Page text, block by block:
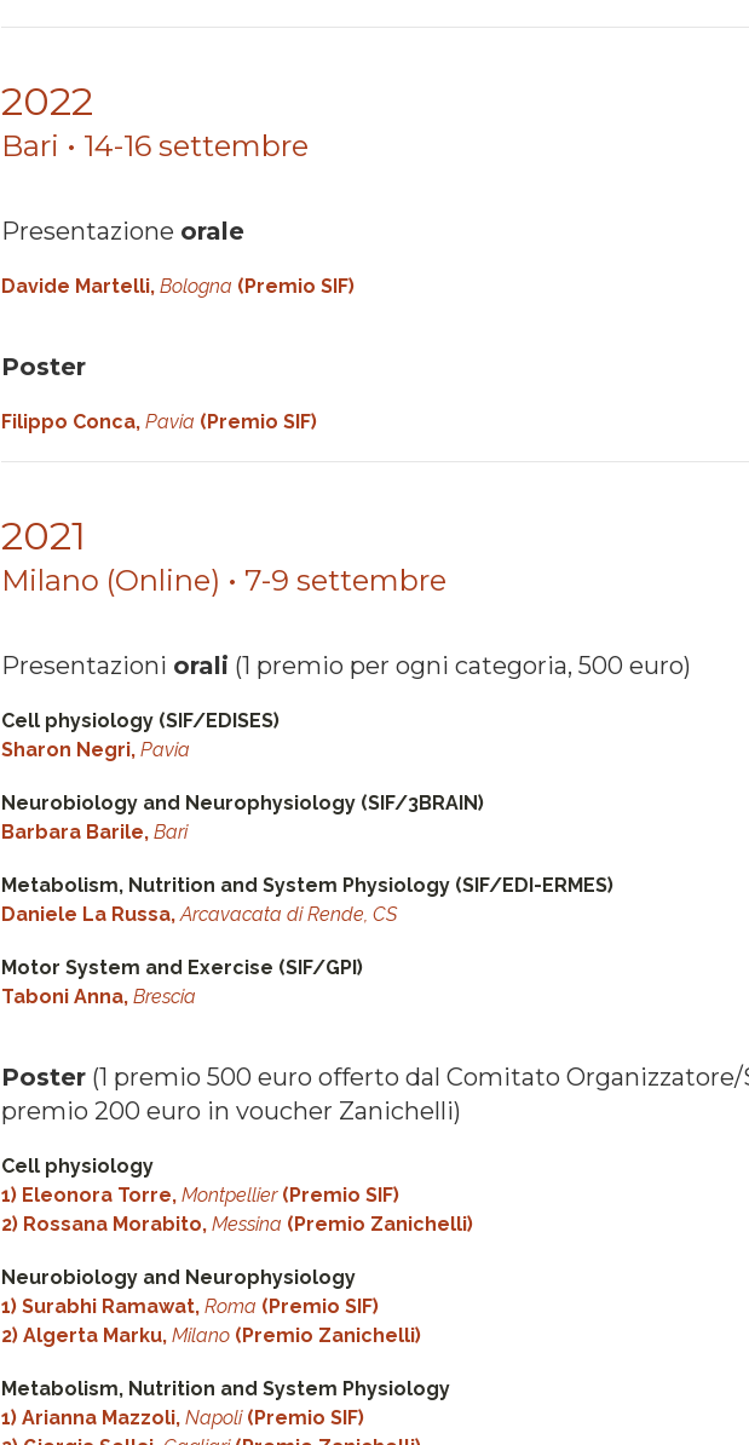
2022
Bari • 14-16 settembre
Presentazione orale
Davide Martelli, Bologna (Premio SIF)
Poster
Filippo Conca, Pavia (Premio SIF)
2021
Milano (Online) • 7-9 settembre
Presentazioni orali (1 premio per ogni categoria, 500 euro)
Cell physiology (SIF/EDISES)
Sharon Negri, Pavia
Neurobiology and Neurophysiology (SIF/3BRAIN)
Barbara Barile, Bari
Metabolism, Nutrition and System Physiology (SIF/EDI-ERMES)
Daniele La Russa,Arcavacata di Rende, CS
Motor System and Exercise (SIF/GPI)
Taboni Anna, Brescia
Poster(1 premio 500 euro offerto dal Comitato Organizzatore/
premio 200 euro in voucher Zanichelli)
Cell physiology
1) Eleonora Torre, Montpellier(Premio SIF)
2) Rossana Morabito, Messina (Premio Zanichelli)
Neurobiology and Neurophysiology
1) Surabhi Ramawat, Roma (Premio SIF)
2) Algerta Marku, Milano(Premio Zanichelli)
Metabolism, Nutrition and System Physiology
1) Arianna Mazzoli, Napoli(Premio SIF)